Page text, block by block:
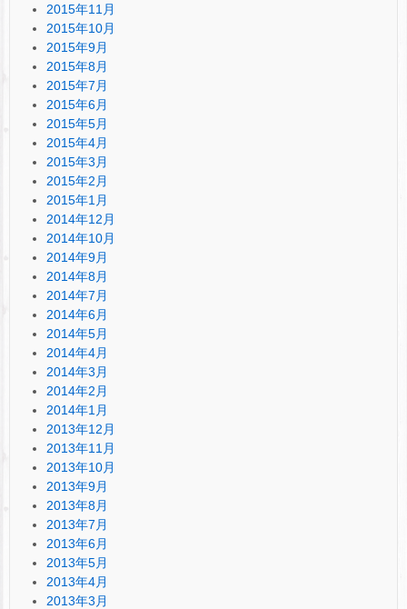
2015年11月
2015年10月
2015年9月
2015年8月
2015年7月
2015年6月
2015年5月
2015年4月
2015年3月
2015年2月
2015年1月
2014年12月
2014年10月
2014年9月
2014年8月
2014年7月
2014年6月
2014年5月
2014年4月
2014年3月
2014年2月
2014年1月
2013年12月
2013年11月
2013年10月
2013年9月
2013年8月
2013年7月
2013年6月
2013年5月
2013年4月
2013年3月